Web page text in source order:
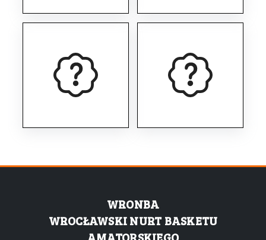
WRONBA
WROCŁAWSKI NURT BASKETU